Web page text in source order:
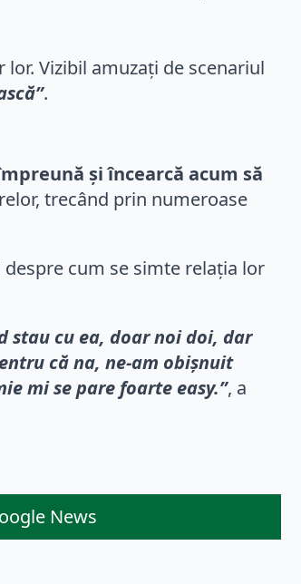
Vizibil amuzați de scenariul
.
și încearcă acum să
trecând prin numeroase
cum se simte relația lor
stau cu ea, doar noi doi, dar
că na, ne-am obișnuit
mi se pare foarte easy.”, a
News